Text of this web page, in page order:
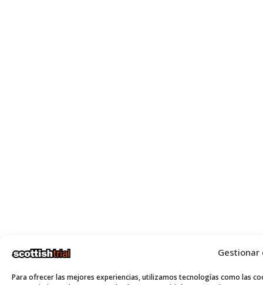
Para ofrecer las mejores experiencias, utilizamos tecnologías como las